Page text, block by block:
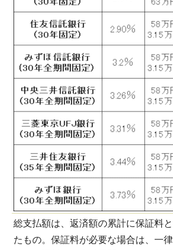
総支払額は、返済額の累計に保証料
たもの。保証料が必要な場合は、一